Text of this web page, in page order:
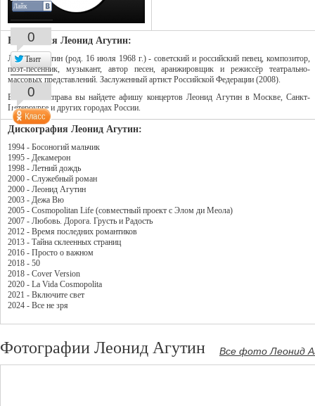
Биография Леонид Агутин:
Леонид Агутин (род. 16 июля 1968 г.) - советский и российский певец, композитор,
поэт-песенник, музыкант, автор песен, аранжировщик и режиссёр театрально-
массовых представлений. Заслуженный артист Российской Федерации (2008).
В колонке справа вы найдете афишу концертов Леонид Агутин в Москве, Санкт-
Петербурге и других городах России.
Дискография Леонид Агутин:
1994 - Босоногий мальчик
1995 - Декамерон
1998 - Летний дождь
2000 - Служебный роман
2000 - Леонид Агутин
2003 - Дежа Вю
2005 - Cosmopolitan Life (совместный проект с Элом ди Меола)
2007 - Любовь. Дорога. Грусть и Радость
2012 - Время последних романтиков
2013 - Тайна склеенных страниц
2016 - Просто о важном
2018 - 50
2018 - Cover Version
2020 - La Vida Cosmopolita
2021 - Включите свет
2024 - Все не зря
Фотографии Леонид Агутин Все фото Леонид
Лайк
0
Твит
0